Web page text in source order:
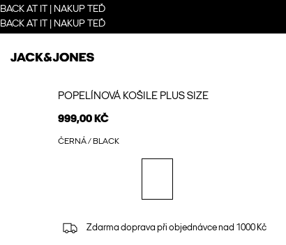
BACK AT IT | NAKUP TEĎ
BACK AT IT | NAKUP TEĎ
POPELÍNOVÁ KOŠILE PLUS SIZE
999,00 KČ
ČERNÁ / BLACK
Zdarma doprava při objednávce nad 1000 Kč